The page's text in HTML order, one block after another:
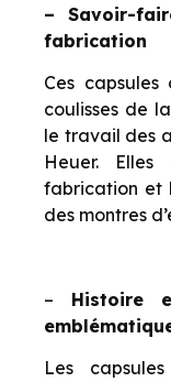
– Savoir-
fabrication
Ces
coulisses de
le travail des
Heuer.
fabrication et
des montres
– Histoire
Les